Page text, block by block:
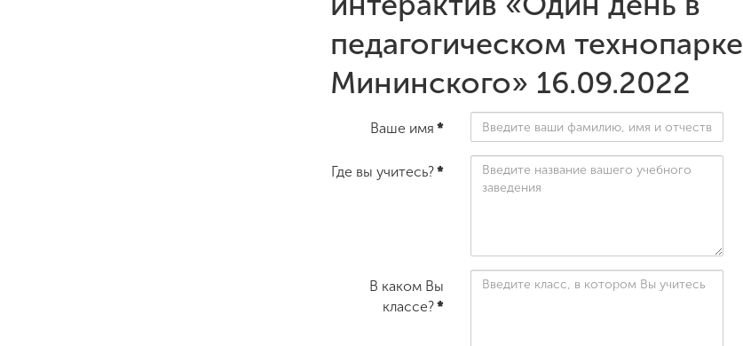
педагогическом технопарке
Мининского» 16.09.2022
Ваше имя *
Где вы учитесь?*
В каком Вы
классе?*